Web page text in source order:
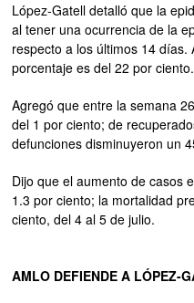
López-Gatell detalló que la
al tener una ocurrencia de la
respecto a los últimos 14
porcentaje es del 22 por ciento.
Agregó que entre la semana
del 1 por ciento; de
defunciones disminuyeron un
Dijo que el aumento de casos
1.3 por ciento; la mortalidad
ciento, del 4 al 5 de julio.
AMLO DEFIENDE A LÓPEZ-